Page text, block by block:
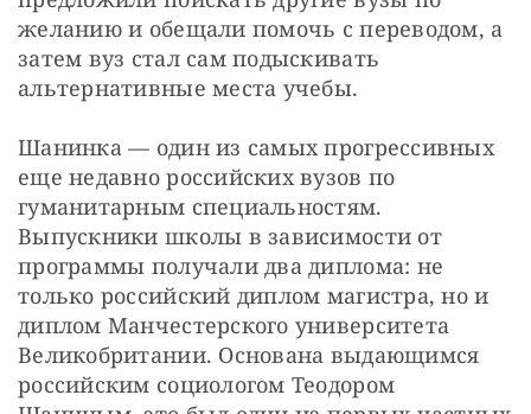
желанию и обещали помочь с переводом, а
затем вуз стал сам подыскивать
альтернативные места учебы.
Шанинка — один из самых прогрессивных
еще недавно российских вузов по
гуманитарным специальностям.
Выпускники школы в зависимости от
программы получали два диплома: не
только российский диплом магистра, но и
диплом Манчестерского университета
Великобритании. Основана выдающимся
российским социологом Теодором